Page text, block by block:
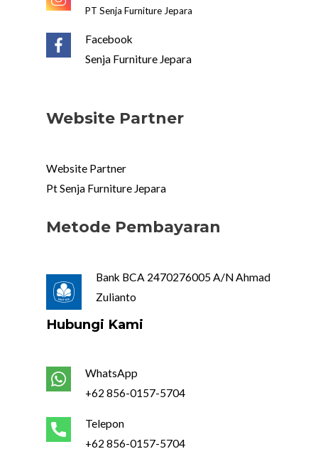
PT Senja Furniture Jepara
Facebook
Senja Furniture Jepara
Website Partner
Website Partner
Pt Senja Furniture Jepara
Metode Pembayaran
Bank BCA 2470276005 A/N Ahmad
Zulianto
Hubungi Kami
WhatsApp
+62 856-0157-5704
Telepon
+62 856-0157-5704